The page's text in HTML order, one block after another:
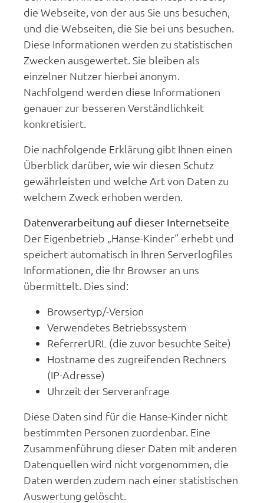
die Webseite, von der aus Sie uns besuchen,
und die Webseiten, die Sie bei uns besuchen.
Diese Informationen werden zu statistischen
Zwecken ausgewertet. Sie bleiben als
einzelner Nutzer hierbei anonym.
Nachfolgend werden diese Informationen
genauer zur besseren Verständlichkeit
konkretisiert.
Die nachfolgende Erklärung gibt Ihnen einen
Überblick darüber, wie wir diesen Schutz
gewährleisten und welche Art von Daten zu
welchem Zweck erhoben werden.
Datenverarbeitung auf dieser Internetseite
Der Eigenbetrieb „Hanse-Kinder“ erhebt und
speichert automatisch in Ihren Serverlogfiles
Informationen, die Ihr Browser an uns
übermittelt. Dies sind:
Browsertyp/-Version
Verwendetes Betriebssystem
ReferrerURL (die zuvor besuchte Seite)
Hostname des zugreifenden Rechners
(IP-Adresse)
Uhrzeit der Serveranfrage
Diese Daten sind für die Hanse-Kinder nicht
bestimmten Personen zuordenbar. Eine
Zusammenführung dieser Daten mit anderen
Datenquellen wird nicht vorgenommen, die
Daten werden zudem nach einer statistischen
Auswertung gelöscht.